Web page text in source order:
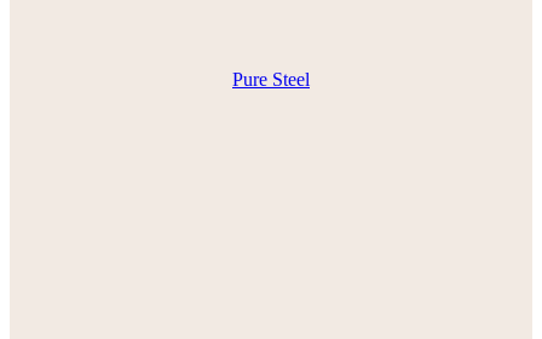
Pure Steel